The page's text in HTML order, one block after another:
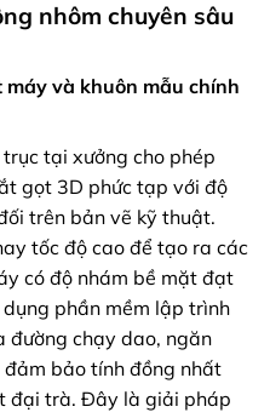
nhôm chuyên sâu
máy và khuôn mẫu chính
tại xưởng cho phép
gọt 3D phức tạp với độ
trên bản vẽ kỹ thuật.
tốc độ cao để tạo ra các
có độ nhám bề mặt đạt
phần mềm lập trình
đường chạy dao, ngăn
bảo tính đồng nhất
đại trà. Đây là giải pháp